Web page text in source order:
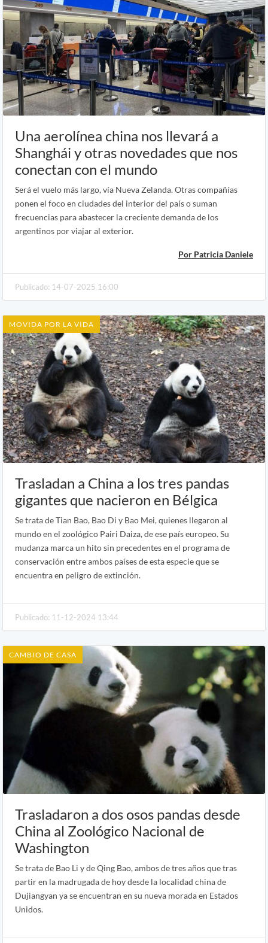
Una aerolínea china nos llevará a
Shanghái y otras novedades que nos
conectan con el mundo
Será el vuelo más largo, vía Nueva Zelanda. Otras compañías
ponen el foco en ciudades del interior del país o suman
frecuencias para abastecer la creciente demanda de los
argentinos por viajar al exterior.
Por Patricia Daniele
Publicado: 14-07-2025 16:00
MOVIDA POR LA VIDA
Trasladan a China a los tres pandas
gigantes que nacieron en Bélgica
Se trata de Tian Bao, Bao Di y Bao Mei, quienes llegaron al
mundo en el zoológico Pairi Daiza, de ese país europeo. Su
mudanza marca un hito sin precedentes en el programa de
conservación entre ambos países de esta especie que se
encuentra en peligro de extinción.
Publicado: 11-12-2024 13:44
CAMBIO DE CASA
Trasladaron a dos osos pandas desde
China al Zoológico Nacional de
Washington
Se trata de Bao Li y de Qing Bao, ambos de tres años que tras
partir en la madrugada de hoy desde la localidad china de
Dujiangyan ya se encuentran en su nueva morada en Estados
Unidos.